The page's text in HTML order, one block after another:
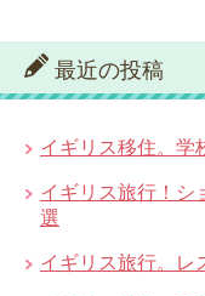
最近の投稿
イギリス移住。学
イギリス旅行！シ
選
イギリス旅行。レ